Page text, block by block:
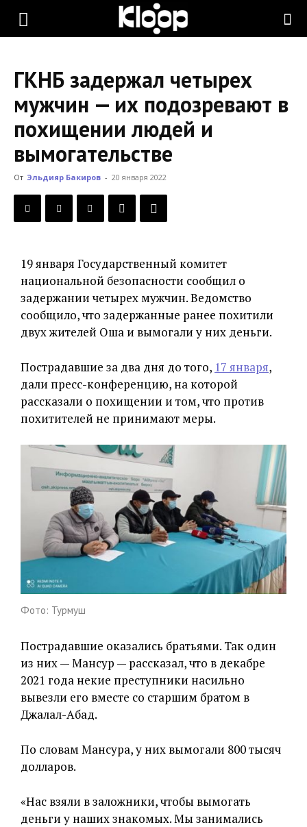
KLOOP.KG
Новости
Кыргызстана
ГКНБ задержал четырех
мужчин — их подозревают в
похищении людей и
вымогательстве
От Эльдияр Бакиров - 20 января 2022
19 января Государственный комитет
национальной безопасности сообщил о
задержании четырех мужчин. Ведомство
сообщило, что задержанные ранее похитили
двух жителей Оша и вымогали у них деньги.
Пострадавшие за два дня до того, 17 января,
дали пресс-конференцию, на которой
рассказали о похищении и том, что против
похитителей не принимают меры.
Фото: Турмуш
Пострадавшие оказались братьями. Так один
из них — Мансур — рассказал, что в декабре
2021 года некие преступники насильно
вывезли его вместе со старшим братом в
Джалал-Абад.
По словам Мансура, у них вымогали 800 тысяч
долларов.
«Нас взяли в заложники, чтобы вымогать
деньги у наших знакомых. Мы занимались